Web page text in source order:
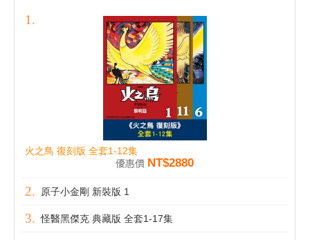
火之鳥 復刻版 全套1-12集
優惠價 NT$2880
原子小金剛 新裝版 1
怪醫黑傑克 典藏版 全套1-17集